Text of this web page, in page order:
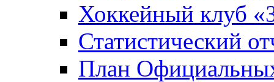
Хоккейный клуб
Статистический
План